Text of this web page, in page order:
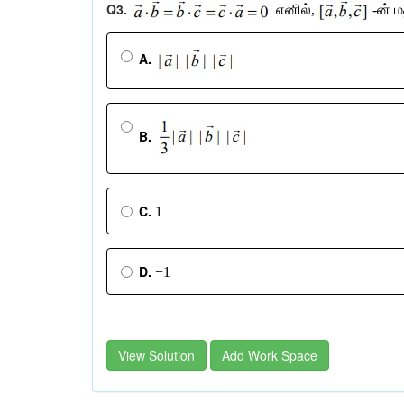
Q3. எனில், -ன்
A.
B.
C. 1
D. −1
View Solution Add Work Space